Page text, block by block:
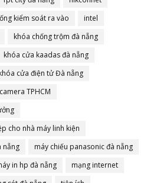
kiểm soát ra vào
intel
khóa chống trộm đà nẵng
khóa cửa kaadas đà nẵng
cửa điện tử Đà nẵng
TPHCM
cho nhà máy linh kiện
nẵng
máy chiếu panasonic đà nẵng
in hp đà nẵng
mạng internet